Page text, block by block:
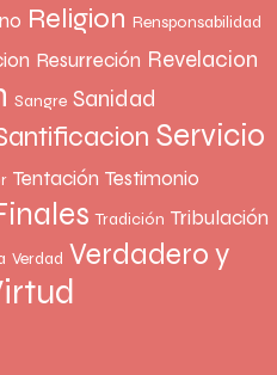
Religion Rensponsabilidad
Resurreción Revelacion
Sangre Sanidad
Servicio
Tentación Testimonio
Tradición Tribulación
Verdad Verdadero y